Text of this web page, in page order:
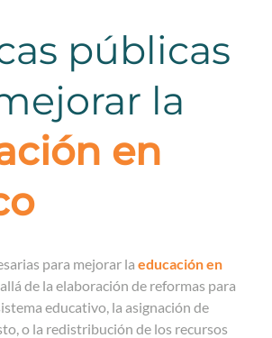
públicas
la
en
para mejorar la educación en
de la elaboración de reformas para
educativo, la asignación de
o la redistribución de los recursos